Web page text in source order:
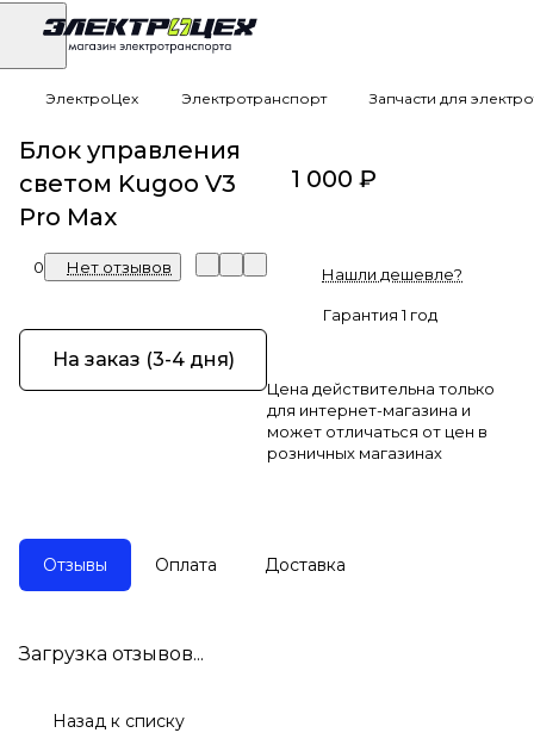
ЭлектроЦех Электротранспорт Запчасти для
Блок управления
светом Kugoo V3
Pro Max
0 Нет отзывов
На заказ (3-4 дня)
1 000 ₽
Нашли дешевле?
Гарантия 1 год
Цена действительна только
для интернет-магазина и
может отличаться от цен в
розничных магазинах
Отзывы Оплата Доставка
Загрузка отзывов...
Назад к списку